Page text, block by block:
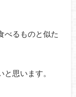
べるものと似た
思います。